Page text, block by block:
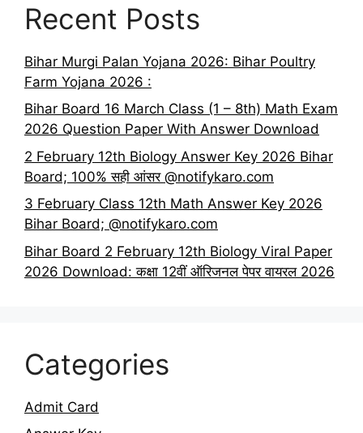
Recent Posts
Bihar Murgi Palan Yojana 2026: Bihar Poultry
Farm Yojana 2026 :
Bihar Board 16 March Class (1 – 8th) Math Exam
2026 Question Paper With Answer Download
2 February 12th Biology Answer Key 2026 Bihar
Board; 100% सही आंसर @notifykaro.com
3 February Class 12th Math Answer Key 2026
Bihar Board; @notifykaro.com
Bihar Board 2 February 12th Biology Viral Paper
2026 Download: कक्षा 12वीं ऑरिजनल पेपर वायरल 2026
Categories
Admit Card